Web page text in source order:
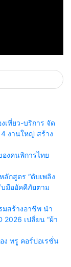
เที่ยว-บริการ จัด
งานใหญ่ สร้าง
งคนพิการไทย
กสูตร “ดับเพลิง
มืออัคคีภัยตาม
สร้างอาชีพ นำ
2026 เปลี่ยน “ผ้า
ง ทรู คอร์ปอเรชั่น